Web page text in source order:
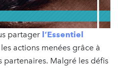
partager l’Essentiel
actions menées grâce à
partenaires. Malgré les défis